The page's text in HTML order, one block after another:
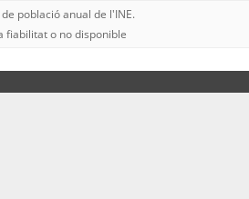
població anual de l'INE.
fiabilitat o no disponible